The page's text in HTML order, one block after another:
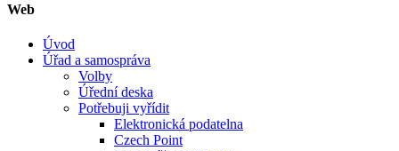
Web
Úvod
Úřad a samospráva
Volby
Úřední deska
Potřebuji vyřídit
Elektronická podatelna
Czech Point